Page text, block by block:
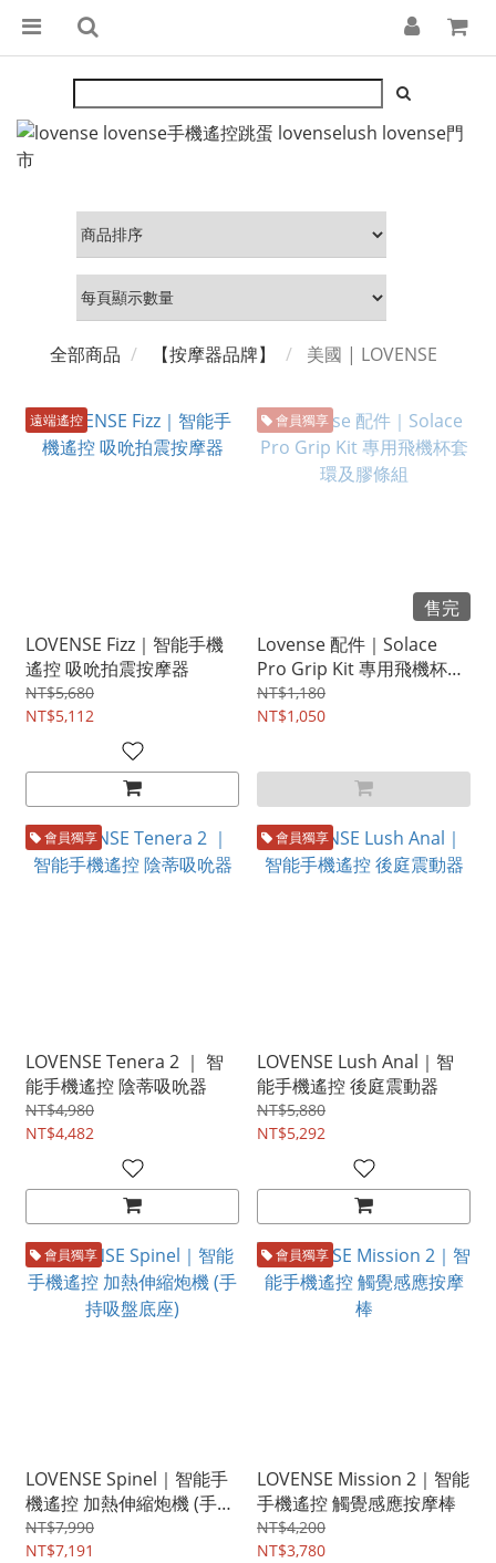
全部商品 【按摩器品牌】 美國 | LOVENSE
遠端遙控
LOVENSE Fizz｜智能手機
遙控 吸吮拍震按摩器
NT$5,680
NT$5,112
會員獨享
售完
Lovense 配件｜Solace
Pro Grip Kit 專用飛機杯套
環及膠條組
NT$1,180
NT$1,050
會員獨享
LOVENSE Tenera 2 ｜ 智
能手機遙控 陰蒂吸吮器
NT$4,980
NT$4,482
會員獨享
LOVENSE Lush Anal｜智
能手機遙控 後庭震動器
NT$5,880
NT$5,292
會員獨享
LOVENSE Spinel｜智能手
機遙控 加熱伸縮炮機 (手持
吸盤底座)
NT$7,990
NT$7,191
會員獨享
LOVENSE Mission 2｜智能
手機遙控 觸覺感應按摩棒
NT$4,200
NT$3,780